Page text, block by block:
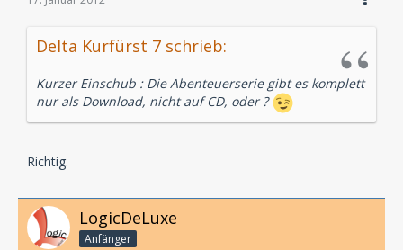
Delta Kurfürst 7 schrieb:
Kurzer Einschub : Die Abenteuerserie gibt es komplett
nur als Download, nicht auf CD, oder ?
Richtig.
LogicDeLuxe
Anfänger